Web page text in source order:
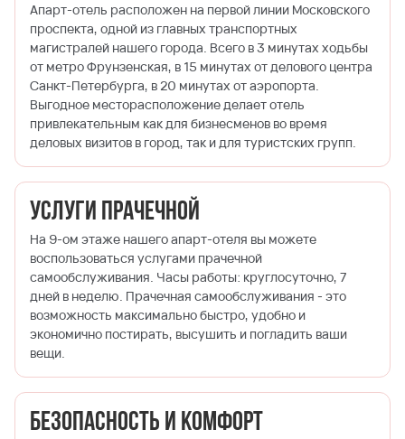
Апарт-отель расположен на первой линии Московского
проспекта, одной из главных транспортных
магистралей нашего города. Всего в 3 минутах ходьбы
от метро Фрунзенская, в 15 минутах от делового центра
Санкт-Петербурга, в 20 минутах от аэропорта.
Выгодное месторасположение делает отель
привлекательным как для бизнесменов во время
деловых визитов в город, так и для туристских групп.
Услуги прачечной
На 9-ом этаже нашего апарт-отеля вы можете
воспользоваться услугами прачечной
самообслуживания. Часы работы: круглосуточно, 7
дней в неделю. Прачечная самообслуживания - это
возможность максимально быстро, удобно и
экономично постирать, высушить и погладить ваши
вещи.
Безопасность и комфорт